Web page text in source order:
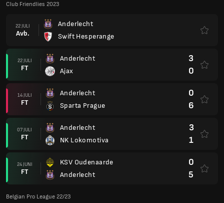
Club Friendlies 2023
22 JULI
Avb.
Anderlecht
Swift Hesperange
22 JULI
FT
Anderlecht
Ajax
3
0
14 JULI
FT
Anderlecht
Sparta Prague
0
6
07 JULI
FT
Anderlecht
NK Lokomotiva
3
1
24 JUNI
FT
KSV Oudenaarde
Anderlecht
0
5
Belgian Pro League 22/23